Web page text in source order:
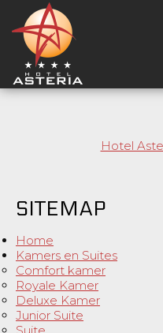
Hotel
SITEMAP
Home
Kamers en Suites
Comfort kamer
Royale Kamer
Deluxe Kamer
Junior Suite